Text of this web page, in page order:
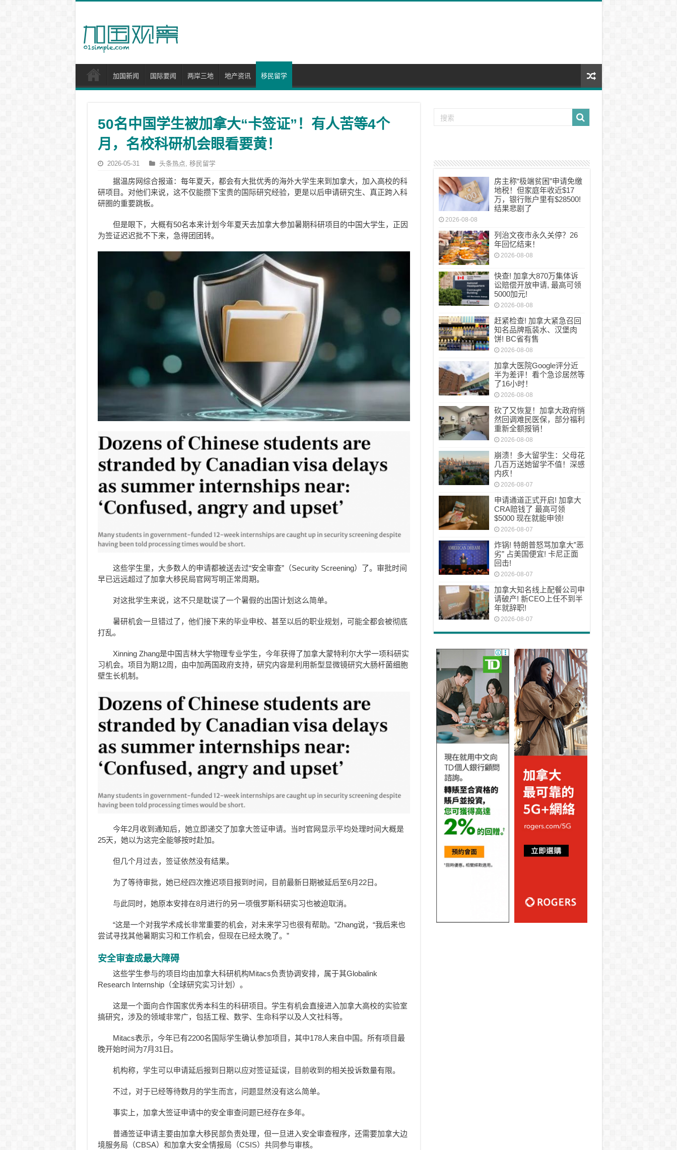
加国新闻 国际要闻 两岸三地 地产资讯 移民留学
50名中国学生被加拿大“卡签证”！有人苦等4个
月，名校科研机会眼看要黄！
2026-05-31 头条热点, 移民留学
据温房网综合报道：每年夏天，都会有大批优秀的海外大学生来到加拿大，加入高校的科
研项目。对他们来说，这不仅能攒下宝贵的国际研究经验，更是以后申请研究生、真正跨入科
研圈的重要跳板。
但是眼下，大概有50名本来计划今年夏天去加拿大参加暑期科研项目的中国大学生，正因
为签证迟迟批不下来，急得团团转。
这些学生里，大多数人的申请都被送去过“安全审查”（Security Screening）了。审批时间
早已远远超过了加拿大移民局官网写明正常周期。
对这批学生来说，这不只是耽误了一个暑假的出国计划这么简单。
暑研机会一旦错过了，他们接下来的毕业申校、甚至以后的职业规划，可能全都会被彻底
打乱。
Xinning Zhang是中国吉林大学物理专业学生，今年获得了加拿大蒙特利尔大学一项科研实
习机会。项目为期12周，由中加两国政府支持，研究内容是利用新型显微镜研究大肠杆菌细胞
壁生长机制。
今年2月收到通知后，她立即递交了加拿大签证申请。当时官网显示平均处理时间大概是
25天，她以为这完全能够按时赴加。
但几个月过去，签证依然没有结果。
为了等待审批，她已经四次推迟项目报到时间，目前最新日期被延后至6月22日。
与此同时，她原本安排在8月进行的另一项俄罗斯科研实习也被迫取消。
“这是一个对我学术成长非常重要的机会，对未来学习也很有帮助。”Zhang说，“我后来也
尝试寻找其他暑期实习和工作机会，但现在已经太晚了。”
安全审查成最大障碍
这些学生参与的项目均由加拿大科研机构Mitacs负责协调安排，属于其Globalink
Research Internship（全球研究实习计划）。
这是一个面向合作国家优秀本科生的科研项目。学生有机会直接进入加拿大高校的实验室
搞研究，涉及的领域非常广，包括工程、数学、生命科学以及人文社科等。
Mitacs表示，今年已有2200名国际学生确认参加项目，其中178人来自中国。所有项目最
晚开始时间为7月31日。
机构称，学生可以申请延后报到日期以应对签证延误，目前收到的相关投诉数量有限。
不过，对于已经等待数月的学生而言，问题显然没有这么简单。
事实上，加拿大签证申请中的安全审查问题已经存在多年。
普通签证申请主要由加拿大移民部负责处理，但一旦进入安全审查程序，还需要加拿大边
境服务局（CBSA）和加拿大安全情报局（CSIS）共同参与审核。
房主称“极端贫困”申请免缴
地税！但家庭年收近$17
万，银行账户里有$28500!
结果悲剧了
2026-08-08
列治文夜市永久关停？26
年回忆结束！
2026-08-08
快查! 加拿大870万集体诉
讼赔偿开放申请, 最高可领
5000加元!
2026-08-08
赶紧检查! 加拿大紧急召回
知名品牌瓶装水、汉堡肉
饼! BC省有售
2026-08-08
加拿大医院Google评分近
半为差评！看个急诊居然等
了16小时！
2026-08-08
砍了又恢复！加拿大政府悄
然回调难民医保，部分福利
重新全额报销！
2026-08-08
崩溃！多大留学生：父母花
几百万送她留学不值！深感
内疚！
2026-08-07
申请通道正式开启! 加拿大
CRA赔钱了 最高可领
$5000 现在就能申领!
2026-08-07
炸锅! 特朗普怒骂加拿大”恶
劣” 占美国便宜! 卡尼正面
回击!
2026-08-07
加拿大知名线上配餐公司申
请破产! 新CEO上任不到半
年就辞职!
2026-08-07